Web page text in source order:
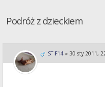
Podróż z dzieckiem
STIF14 » 30 sty 2011,